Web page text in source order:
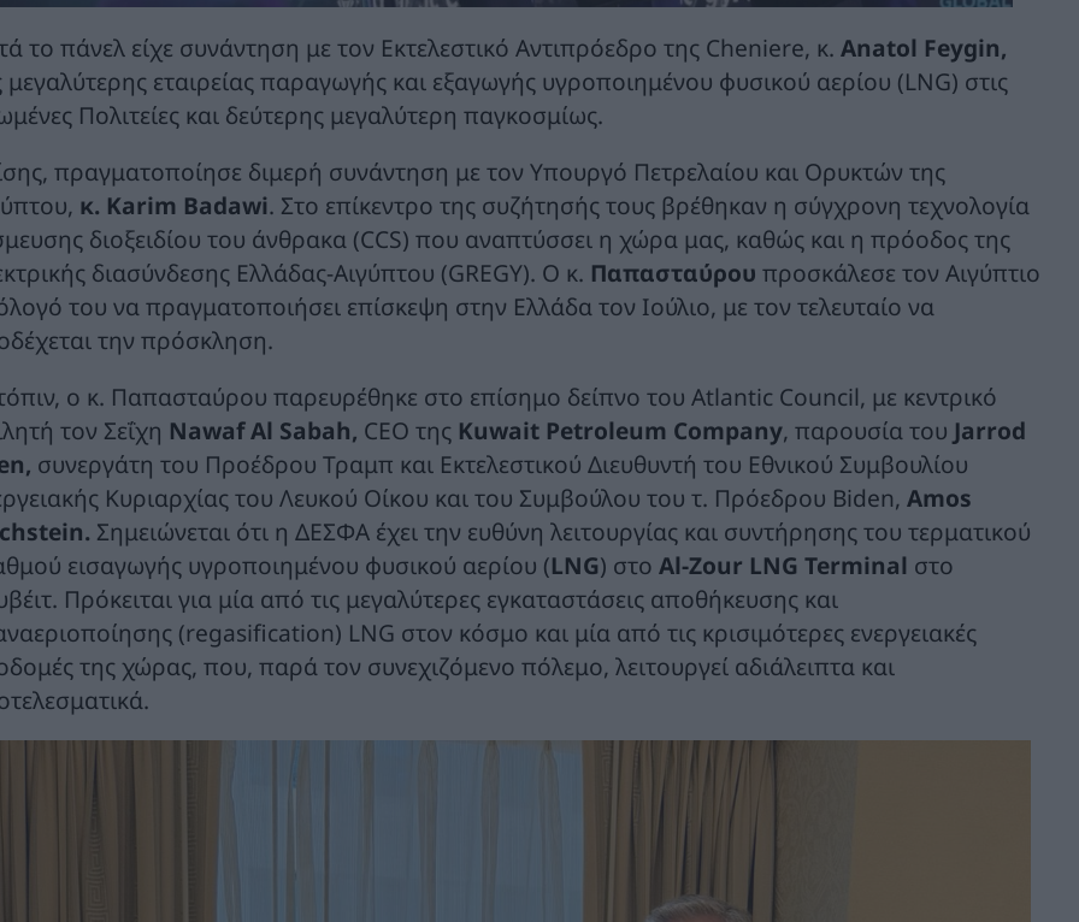
το πάνελ είχε συνάντηση με τον Εκτελεστικό Αντιπρόεδρο της Cheniere, κ. Anatol Feygin,
μεγαλύτερης εταιρείας παραγωγής και εξαγωγής υγροποιημένου φυσικού αερίου (LNG) στις
Πολιτείες και δεύτερης μεγαλύτερη παγκοσμίως.
πραγματοποίησε διμερή συνάντηση με τον Υπουργό Πετρελαίου και Ορυκτών της
κ. Karim Badawi. Στο επίκεντρο της συζήτησής τους βρέθηκαν η σύγχρονη τεχνολογία
διοξειδίου του άνθρακα (CCS) που αναπτύσσει η χώρα μας, καθώς και η πρόοδος της
διασύνδεσης Ελλάδας-Αιγύπτου (GREGY). Ο κ. Παπασταύρου προσκάλεσε τον Αιγύπτιο
του να πραγματοποιήσει επίσκεψη στην Ελλάδα τον Ιούλιο, με τον τελευταίο να
την πρόσκληση.
ο κ. Παπασταύρου παρευρέθηκε στο επίσημο δείπνο του Atlantic Council, με κεντρικό
τον Σεΐχη Nawaf Al Sabah, CEO της Kuwait Petroleum Company, παρουσία του Jarrod
συνεργάτη του Προέδρου Τραμπ και Εκτελεστικού Διευθυντή του Εθνικού Συμβουλίου
Κυριαρχίας του Λευκού Οίκου και του Συμβούλου του τ. Πρόεδρου Biden, Amos
Σημειώνεται ότι η ΔΕΣΦΑ έχει την ευθύνη λειτουργίας και συντήρησης του τερματικού
εισαγωγής υγροποιημένου φυσικού αερίου (LNG) στο Al-Zour LNG Terminal στο
Πρόκειται για μία από τις μεγαλύτερες εγκαταστάσεις αποθήκευσης και
(regasification) LNG στον κόσμο και μία από τις κρισιμότερες ενεργειακές
της χώρας, που, παρά τον συνεχιζόμενο πόλεμο, λειτουργεί αδιάλειπτα και